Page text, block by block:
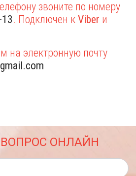
звоните по номеру
. Подключен к Viber и
на электронную почту
ОНЛАЙН